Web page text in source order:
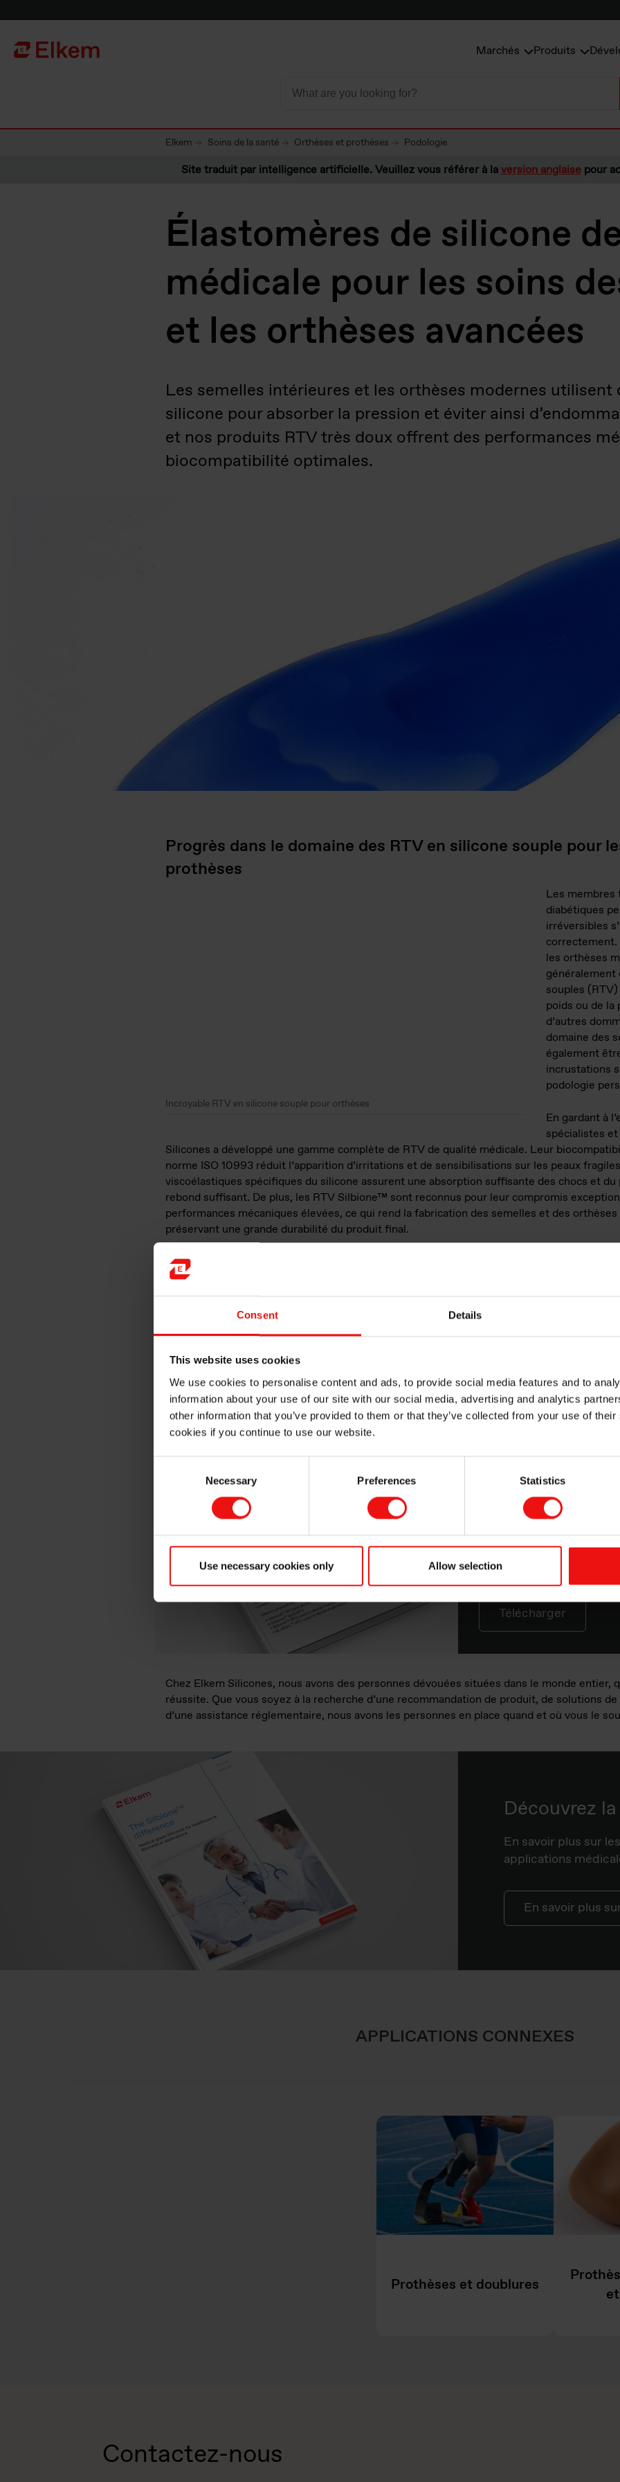
Consent Details
This website uses cookies
We use cookies to personalise content and ads, to provide social media features and to
information about your use of our site with our social media, advertising and analytics
other information that you’ve provided to them or that they’ve collected from your use of
cookies if you continue to use our website.
Necessary Preferences Statistics
Use necessary cookies only Allow selection
Vers la page d'accueil Marchés Produits
Elkem Soins de la santé Orthèses et prothèses Podologie
Site traduit par intelligence artificielle. Veuillez vous référer à laversion anglaise pour
Élastomères de silicone
médicale pour les soins
et les orthèses avancées
Les semelles intérieures et les orthèses modernes utilisent
silicone pour absorber la pression et éviter ainsi
et nos produits RTV très doux offrent des performances
biocompatibilité optimales.
Progrès dans le domaine des RTV en silicone souple pour
prothèses
Incroyable RTV en silicone souple pour orthèses
Les membres
diabétiques
irréversibles
les orthèses
généralement
souples
poids ou de
d’autres
domaine des
également
incrustations
podologie
En gardant à
spécialistes
Silicones a développé une gamme complète de RTV de qualité médicale. Leur
norme ISO 10993 réduit l’apparition d’irritations et de sensibilisations sur les peaux
viscoélastiques spécifiques du silicone assurent une absorption suffisante des chocs et
rebond suffisant. De plus, les RTV Silbione™ sont reconnus pour leur compromis
performances mécaniques élevées, ce qui rend la fabrication des semelles et des
préservant une grande durabilité du produit final.
Notre gamme de Silbione™ RTV
Pâtes à 2 composants pétrissables pour inserts de podologie personnalisés
Matériaux extrêmement souples (jusqu’à 11 duromètres en Shore 00) pour les parties
Grades colorés pour différencier les incrustations de semelle
Niveaux de surface à faible adhérence pour un démoulage facile et un confort accru
Élastomères
soins de santé
Silbione™ en pleine
élastomères souples de
Télécharger
Chez Elkem Silicones, nous avons des personnes dévouées situées dans le monde entier,
réussite. Que vous soyez à la recherche d’une recommandation de produit, de solutions
d’une assistance réglementaire, nous avons les personnes en place quand et où vous le
Découvrez
En savoir plus sur
applications
En savoir plus
APPLICATIONS CONNEXES
Prothèses et doublures
Contactez-nous